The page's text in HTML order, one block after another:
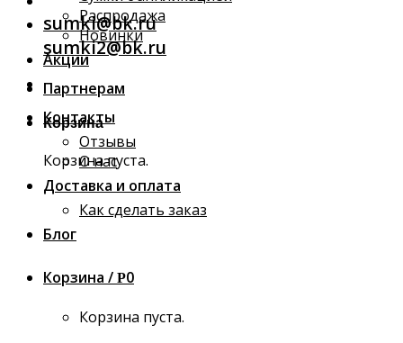
sumki@bk.ru
sumki2@bk.ru
Корзина
Корзина пуста.
Распродажа
Новинки
Акции
Партнерам
Контакты
Отзывы
О нас
Доставка и оплата
Как сделать заказ
Блог
Корзина / Р0
Корзина пуста.